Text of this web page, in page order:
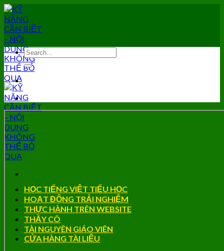
Skip
to
content
HỌC TIẾNG VIỆT TIỂU HỌC
HOẠT ĐỘNG TRẢI NGHIỆM
THỰC HÀNH TRÊN WEBSITE
THẦY CÔ
TÀI NGUYÊN GIÁO VIÊN
CỬA HÀNG TÀI LIỆU